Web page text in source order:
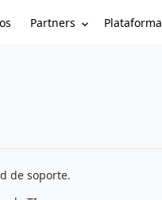
Partners Plataforma
de soporte.